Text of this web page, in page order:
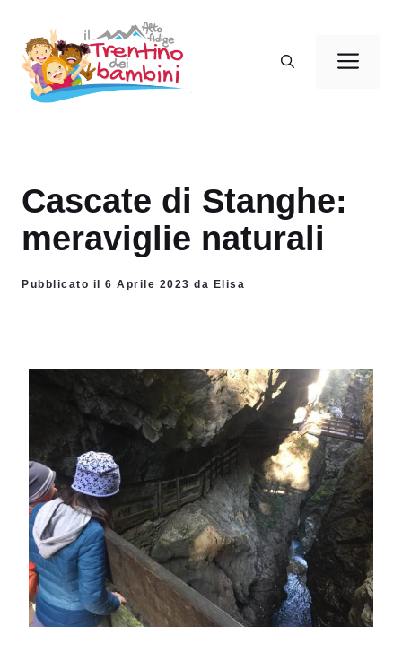
contenuto
Cascate di Stanghe:
meraviglie naturali
Pubblicato il 6 Aprile 2023 da Elisa